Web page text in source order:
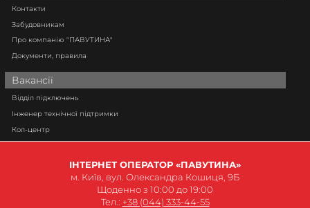
Контакти
Забудовникам
Про компанію "ПАВУТИНА"
Документи, правила
Вакансії
Відділ підключень
Інженер технічної підтримки
Кол-центр
ІНТЕРНЕТ ОПЕРАТОР «ПАВУТИНА»
м. Київ, вул. Олександра Кошиця, 9Б
Щоденно з 10:00 до 19:00
Тел.: +38 (044) 333-44-55